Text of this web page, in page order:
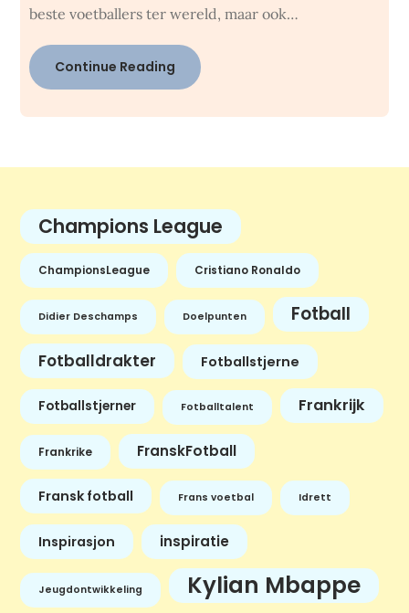
beste voetballers ter wereld, maar ook…
Continue Reading
Champions League
ChampionsLeague Cristiano Ronaldo
Didier Deschamps Doelpunten Fotball
Fotballdrakter Fotballstjerne
Fotballstjerner Fotballtalent Frankrijk
Frankrike FranskFotball
Fransk fotball Frans voetbal Idrett
Inspirasjon inspiratie
Jeugdontwikkeling Kylian Mbappe